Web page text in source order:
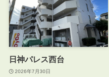
日神パレス西台
2026年7月30日